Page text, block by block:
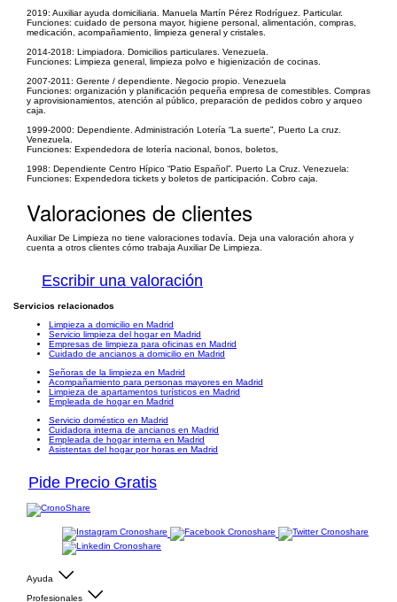
2019: Auxiliar ayuda domiciliaria. Manuela Martín Pérez Rodríguez. Particular.
Funciones: cuidado de persona mayor, higiene personal, alimentación, compras,
medicación, acompañamiento, limpieza general y cristales.
2014-2018: Limpiadora. Domicilios particulares. Venezuela.
Funciones: Limpieza general, limpieza polvo e higienización de cocinas.
2007-2011: Gerente / dependiente. Negocio propio. Venezuela
Funciones: organización y planificación pequeña empresa de comestibles. Compras
y aprovisionamientos, atención al público, preparación de pedidos cobro y arqueo
caja.
1999-2000: Dependiente. Administración Lotería “La suerte”, Puerto La cruz.
Venezuela.
Funciones: Expendedora de lotería nacional, bonos, boletos,
1998: Dependiente Centro Hípico “Patio Español”. Puerto La Cruz. Venezuela:
Funciones: Expendedora tickets y boletos de participación. Cobro caja.
Valoraciones de clientes
Auxiliar De Limpieza no tiene valoraciones todavía. Deja una valoración ahora y
cuenta a otros clientes cómo trabaja Auxiliar De Limpieza.
Escribir una valoración
Servicios relacionados
Limpieza a domicilio en Madrid
Servicio limpieza del hogar en Madrid
Empresas de limpieza para oficinas en Madrid
Cuidado de ancianos a domicilio en Madrid
Señoras de la limpieza en Madrid
Acompañamiento para personas mayores en Madrid
Limpieza de apartamentos turísticos en Madrid
Empleada de hogar en Madrid
Servicio doméstico en Madrid
Cuidadora interna de ancianos en Madrid
Empleada de hogar interna en Madrid
Asistentas del hogar por horas en Madrid
Pide Precio Gratis
Ayuda
Profesionales